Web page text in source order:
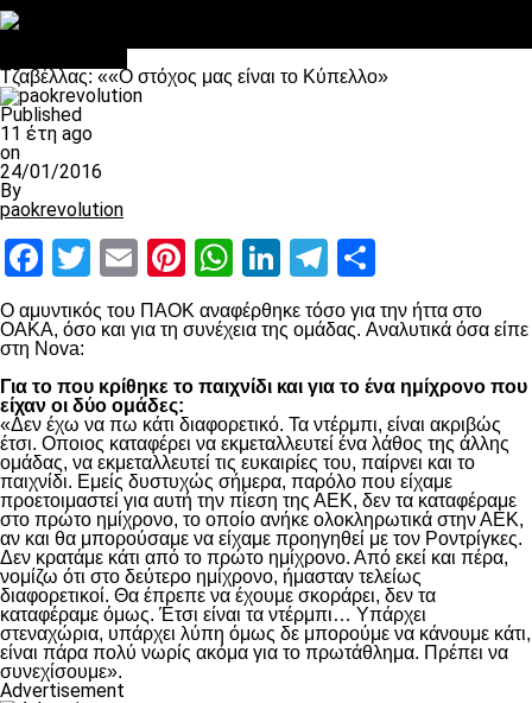
Τζαβέλλας: ««Ο στόχος μας είναι το Κύπελλο»
Published
11 έτη ago
on
24/01/2016
By
paokrevolution
Facebook
Twitter
EmailPinterest
WhatsApp
LinkedIn
Telegram
Ο αμυντικός του ΠΑΟΚ αναφέρθηκε τόσο για την ήττα στο
ΟΑΚΑ, όσο και για τη συνέχεια της ομάδας. Αναλυτικά όσα είπε
στη Nova:
Για το που κρίθηκε το παιχνίδι και για το ένα ημίχρονο που
είχαν οι δύο ομάδες:
«Δεν έχω να πω κάτι διαφορετικό. Τα ντέρμπι, είναι ακριβώς
έτσι. Οποιος καταφέρει να εκμεταλλευτεί ένα λάθος της άλλης
ομάδας, να εκμεταλλευτεί τις ευκαιρίες του, παίρνει και το
παιχνίδι. Εμείς δυστυχώς σήμερα, παρόλο που είχαμε
προετοιμαστεί για αυτή την πίεση της ΑΕΚ, δεν τα καταφέραμε
στο πρώτο ημίχρονο, το οποίο ανήκε ολοκληρωτικά στην ΑΕΚ,
αν και θα μπορούσαμε να είχαμε προηγηθεί με τον Ροντρίγκες.
Δεν κρατάμε κάτι από το πρώτο ημίχρονο. Από εκεί και πέρα,
νομίζω ότι στο δεύτερο ημίχρονο, ήμασταν τελείως
διαφορετικοί. Θα έπρεπε να έχουμε σκοράρει, δεν τα
καταφέραμε όμως. Έτσι είναι τα ντέρμπι… Υπάρχει
στεναχώρια, υπάρχει λύπη όμως δε μπορούμε να κάνουμε κάτι,
είναι πάρα πολύ νωρίς ακόμα για το πρωτάθλημα. Πρέπει να
συνεχίσουμε».
Advertisement